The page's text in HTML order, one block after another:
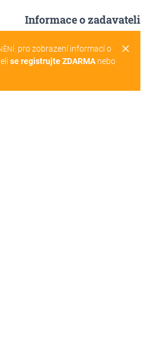
Informace o zadavateli
clear
pro zobrazení informací o
se registrujte ZDARMAnebo